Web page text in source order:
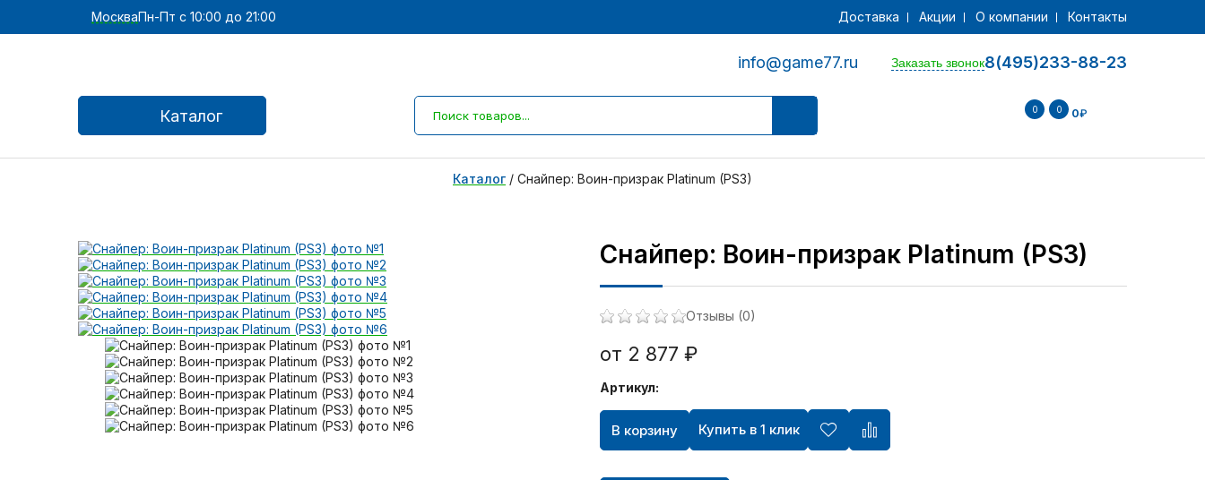
МоскваПн-Пт с 10:00 до 21:00 Доставка Акции О компании Контакты
info@game77.ru 8(495)233-88-23
Заказать звонок
Каталог 0 0 0₽
Каталог / Снайпер: Воин-призрак Platinum (PS3)
Снайпер: Воин-призрак Platinum (PS3)
Отзывы (0)
от 2 877 ₽
Артикул:
В корзину Купить в 1 клик